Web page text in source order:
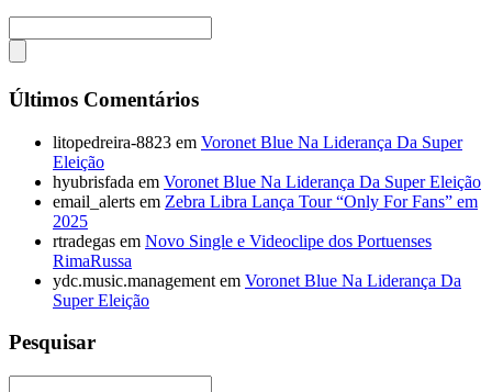
Últimos Comentários
litopedreira-8823 em Voronet Blue Na Liderança Da Super
Eleição
hyubrisfada em Voronet Blue Na Liderança Da Super Eleição
email_alerts em Zebra Libra Lança Tour “Only For Fans” em
2025
rtradegas em Novo Single e Videoclipe dos Portuenses
RimaRussa
ydc.music.management em Voronet Blue Na Liderança Da
Super Eleição
Pesquisar